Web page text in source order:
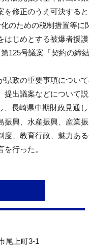
を修正のうえ可決する
のための税制措置等に
はじめとする被爆者援
125号議案「契約の締
政の重要事項につい
提出議案などについて
長崎県中期財政見通
振興、水産振興、産業
度、教育行政、魅力あ
行った。
尾上町3-1